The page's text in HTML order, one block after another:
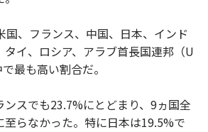
国、フランス、中国、日本、インド
タイ、ロシア、アラブ首長国連邦（U
最も高い割合だ。
スでも23.7%にとどまり、9ヵ国全
らなかった。特に日本は19.5%で